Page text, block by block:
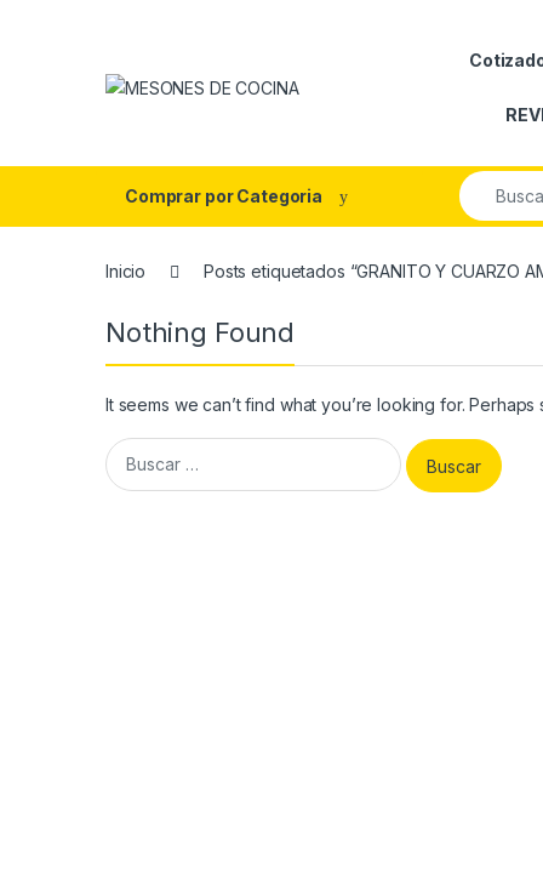
Comprar por Categoria
Search for:
Inicio Posts etiquetados “GRANITO Y CUARZO
Nothing Found
It seems we can’t find what you’re looking for.
Buscar: